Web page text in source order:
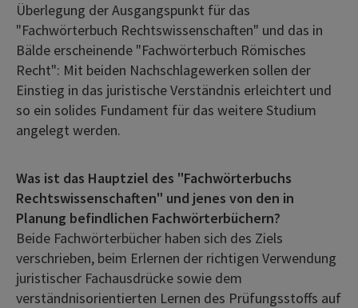
Überlegung der Ausgangspunkt für das
"Fachwörterbuch Rechtswissenschaften" und das in
Bälde erscheinende "Fachwörterbuch Römisches
Recht": Mit beiden Nachschlagewerken sollen der
Einstieg in das juristische Verständnis erleichtert und
so ein solides Fundament für das weitere Studium
angelegt werden.
Was ist das Hauptziel des "Fachwörterbuchs
Rechtswissenschaften" und jenes von den in
Planung befindlichen Fachwörterbüchern?
Beide Fachwörterbücher haben sich des Ziels
verschrieben, beim Erlernen der richtigen Verwendung
juristischer Fachausdrücke sowie dem
verständnisorientierten Lernen des Prüfungsstoffs auf